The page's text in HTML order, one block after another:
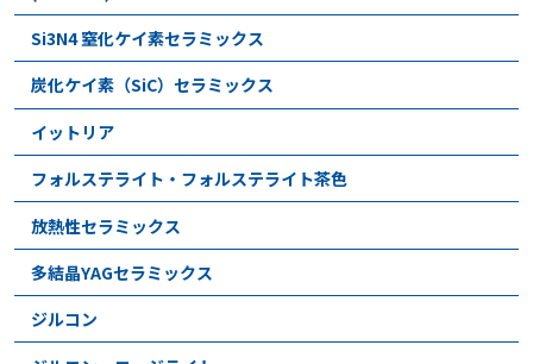
Si3N4 窒化ケイ素セラミックス
炭化ケイ素（SiC）セラミックス
イットリア
フォルステライト・フォルステライト茶色
放熱性セラミックス
多結晶YAGセラミックス
ジルコン